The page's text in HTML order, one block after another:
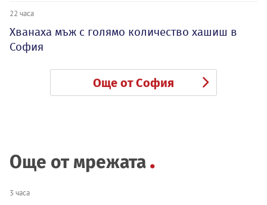
22 часа
Хванаха мъж с голямо количество хашиш в
София
Още от София
Още от мрежата
3 часа